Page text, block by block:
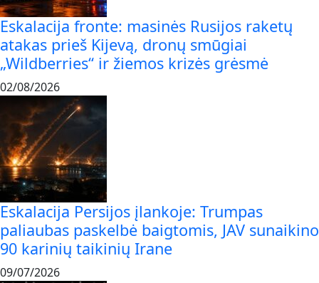
Eskalacija fronte: masinės Rusijos raketų
atakas prieš Kijevą, dronų smūgiai
„Wildberries“ ir žiemos krizės grėsmė
02/08/2026
Eskalacija Persijos įlankoje: Trumpas
paliaubas paskelbė baigtomis, JAV sunaikino
90 karinių taikinių Irane
09/07/2026